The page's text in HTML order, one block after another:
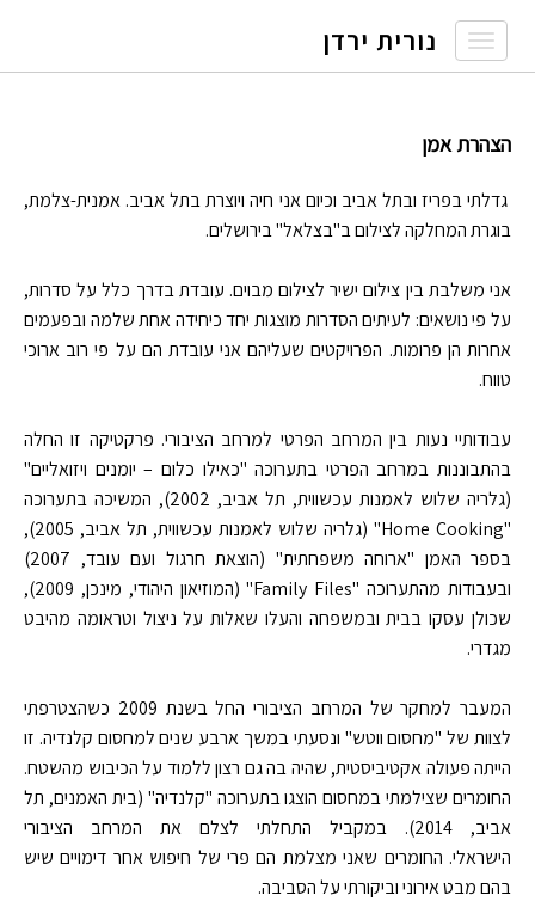
Toggle
navigation
נורית ירדן
הצהרת אמן
גדלתי בפריז ובתל אביב וכיום אני חיה ויוצרת בתל אביב. אמנית-צלמת,
בוגרת המחלקה לצילום ב"בצלאל" בירושלים.
אני משלבת בין צילום ישיר לצילום מבוים. עובדת בדרך כלל על סדרות,
על פי נושאים: לעיתים הסדרות מוצגות יחד כיחידה אחת שלמה ובפעמים
אחרות הן פרומות. הפרויקטים שעליהם אני עובדת הם על פי רוב ארוכי
טווח.
עבודותיי נעות בין המרחב הפרטי למרחב הציבורי. פרקטיקה זו החלה
בהתבוננות במרחב הפרטי בתערוכה "כאילו כלום – יומנים ויזואליים"
(גלריה שלוש לאמנות עכשווית, תל אביב, 2002), המשיכה בתערוכה
"
Home Cooking
" (גלריה שלוש לאמנות עכשווית, תל אביב, 2005),
בספר האמן "ארוחה משפחתית" (הוצאת חרגול ועם עובד, 2007)
ובעבודות מהתערוכה "Family Files" (המוזיאון היהודי, מינכן, 2009),
שכולן עסקו בבית ובמשפחה והעלו שאלות על ניצול וטראומה מהיבט
מגדרי.
המעבר למחקר של המרחב הציבורי החל בשנת 2009 כשהצטרפתי
לצוות של "מחסום ווטש" ונסעתי במשך ארבע שנים למחסום קלנדיה. זו
הייתה פעולה אקטיביסטית, שהיה בה גם רצון ללמוד על הכיבוש מהשטח.
החומרים שצילמתי במחסום הוצגו בתערוכה "קלנדיה" (בית האמנים, תל
אביב, 2014). במקביל התחלתי לצלם את המרחב הציבורי
הישראלי. החומרים שאני מצלמת הם פרי של חיפוש אחר דימויים שיש
בהם מבט אירוני וביקורתי על הסביבה.